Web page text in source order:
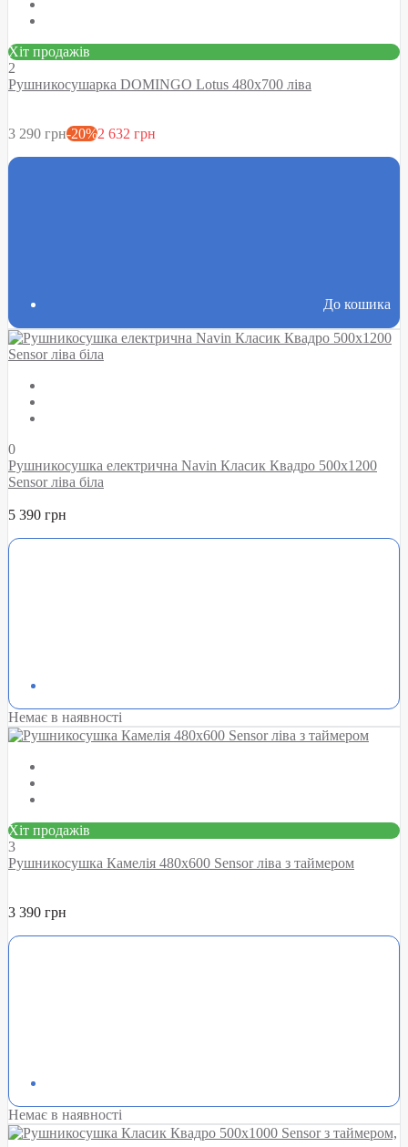
Хіт продажів
2
Рушникосушарка DOMINGO Lotus 480х700 ліва
3 290 грн-20%2 632 грн
До кошика
0
Рушникосушка електрична Navin Класик Квадро 500х1200
Sensor ліва біла
5 390 грн
Немає в наявності
Хіт продажів
3
Рушникосушка Камелія 480х600 Sensor ліва з таймером
3 390 грн
Немає в наявності